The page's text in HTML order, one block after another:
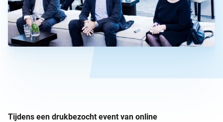
Tijdens een drukbezocht event van online